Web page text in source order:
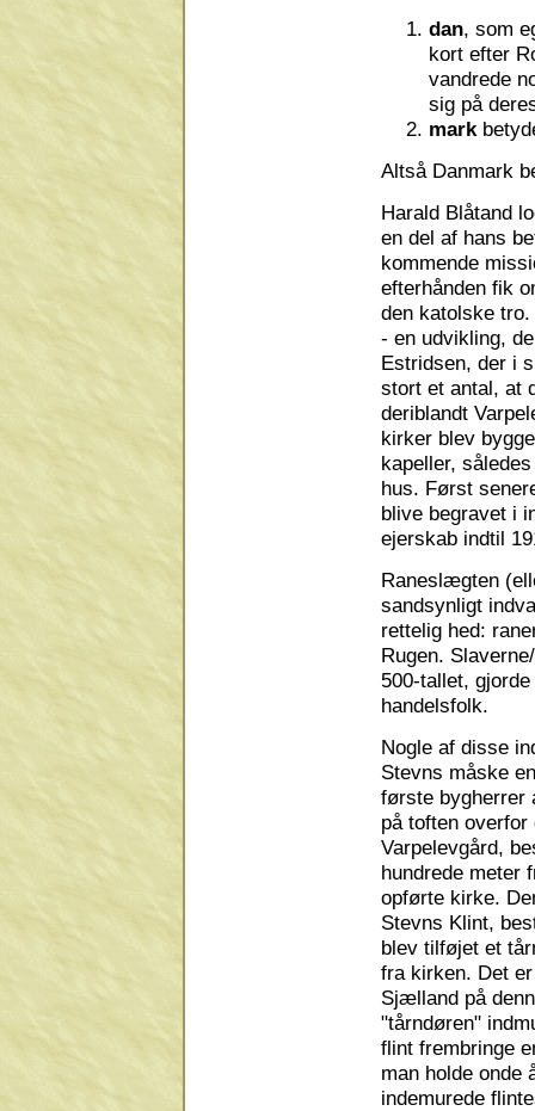
dan, som
kort efter
vandrede
sig på
mark
Altså Danmark
Harald Blåtand
en del af hans
kommende
efterhånden fik
den katolske
- en udvikling,
Estridsen, der i
stort et antal, at
deriblandt
kirker blev
kapeller,
hus. Først
blive begravet i
ejerskab indtil
Raneslægten
sandsynligt
rettelig hed:
Rugen.
500-tallet,
handelsfolk.
Nogle af disse
Stevns måske
første bygherrer
på toften
Varpelevgård,
hundrede meter
opførte kirke.
Stevns Klint,
blev tilføjet et
fra kirken. Det
Sjælland på
"tårndøren"
flint frembringe
man holde onde
indemurede